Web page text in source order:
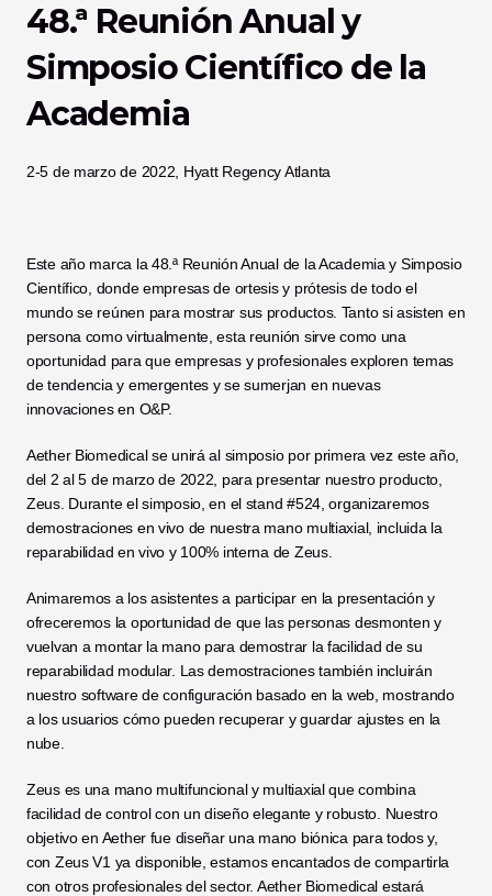
48.ª Reunión Anual y
Simposio Científico de la
Academia
2-5 de marzo de 2022, Hyatt Regency Atlanta
Este año marca la 48.ª Reunión Anual de la Academia y Simposio
Científico, donde empresas de ortesis y prótesis de todo el
mundo se reúnen para mostrar sus productos. Tanto si asisten en
persona como virtualmente, esta reunión sirve como una
oportunidad para que empresas y profesionales exploren temas
de tendencia y emergentes y se sumerjan en nuevas
innovaciones en O&P.
Aether Biomedical se unirá al simposio por primera vez este año,
del 2 al 5 de marzo de 2022, para presentar nuestro producto,
Zeus. Durante el simposio, en el stand #524, organizaremos
demostraciones en vivo de nuestra mano multiaxial, incluida la
reparabilidad en vivo y 100% interna de Zeus.
Animaremos a los asistentes a participar en la presentación y
ofreceremos la oportunidad de que las personas desmonten y
vuelvan a montar la mano para demostrar la facilidad de su
reparabilidad modular. Las demostraciones también incluirán
nuestro software de configuración basado en la web, mostrando
a los usuarios cómo pueden recuperar y guardar ajustes en la
nube.
Zeus es una mano multifuncional y multiaxial que combina
facilidad de control con un diseño elegante y robusto. Nuestro
objetivo en Aether fue diseñar una mano biónica para todos y,
con Zeus V1 ya disponible, estamos encantados de compartirla
con otros profesionales del sector. Aether Biomedical estará